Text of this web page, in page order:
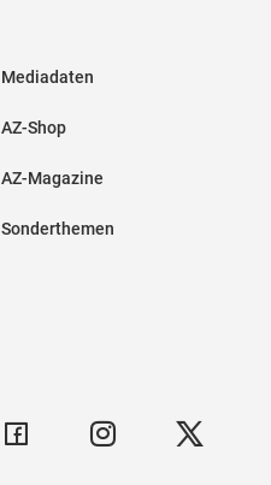
Mediadaten
AZ-Shop
AZ-Magazine
Sonderthemen